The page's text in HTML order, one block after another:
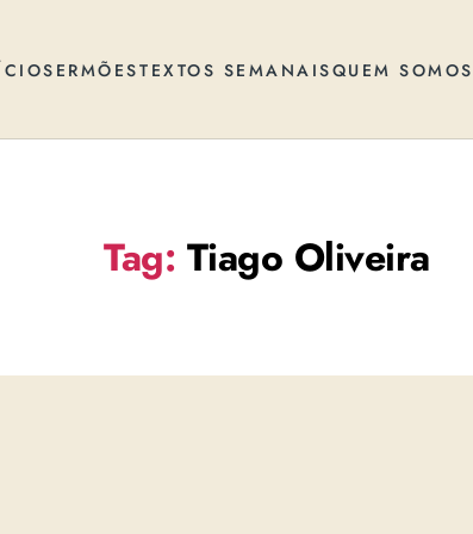
SERMÕESTEXTOS SEMANAISQUEM SOMOS
Tag: Tiago Oliveira